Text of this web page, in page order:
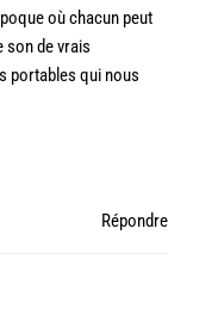
où chacun peut
son de vrais
portables qui nous
Répondre